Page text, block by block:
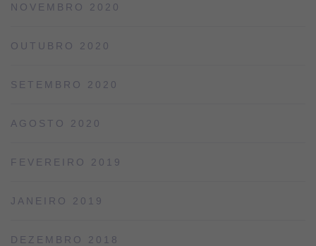
NOVEMBRO 2020
OUTUBRO 2020
SETEMBRO 2020
AGOSTO 2020
FEVEREIRO 2019
JANEIRO 2019
DEZEMBRO 2018